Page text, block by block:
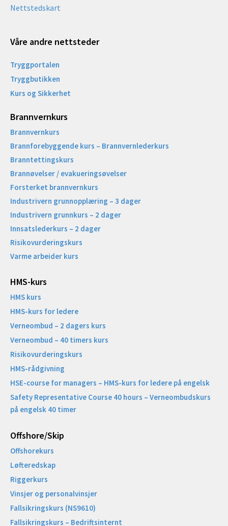
Nettstedskart
Våre andre nettsteder
Tryggportalen
Tryggbutikken
Kurs og Sikkerhet
Brannvernkurs
Brannvernkurs
Brannforebyggende kurs – Brannvernlederkurs
Branntettingskurs
Brannøvelser / evakueringsøvelser
Forsterket brannvernkurs
Industrivern grunnopplæring – 3 dager
Industrivern grunnkurs – 2 dager
Innsatslederkurs – 2 dager
Risikovurderingskurs
Varme arbeider kurs
HMS-kurs
HMS kurs
HMS-kurs for ledere
Verneombud – 2 dagers kurs
Verneombud – 40 timers kurs
Risikovurderingskurs
HMS-rådgivning
HSE-course for managers – HMS-kurs for ledere på engelsk
Safety Representative Course 40 hours – Verneombudskurs
på engelsk 40 timer
Offshore/Skip​
Offshorekurs
Løfteredskap
Riggerkurs
Vinsjer og personalvinsjer
Fallsikringskurs (NS9610)
Fallsikringskurs – Bedriftsinternt